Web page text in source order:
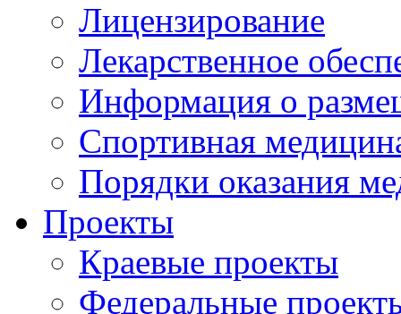
Лицензирование
Лекарственное
Информация о
Спортивная
Порядки оказания
Проекты
Краевые проекты
Федеральные